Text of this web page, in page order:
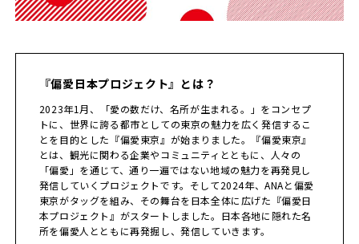
『偏愛日本プロジェクト』とは？
2023年1月、「愛の数だけ、名所が生まれる。」をコンセプ
トに、世界に誇る都市としての東京の魅力を広く発信するこ
とを目的とした『偏愛東京』が始まりました。『偏愛東京』
とは、観光に関わる企業やコミュニティとともに、人々の
「偏愛」を通じて、通り一遍ではない地域の魅力を再発見し
発信していくプロジェクトです。そして2024年、ANAと偏愛
東京がタッグを組み、その舞台を日本全体に広げた『偏愛日
本プロジェクト』がスタートしました。日本各地に隠れた名
所を偏愛人とともに再発掘し、発信していきます。